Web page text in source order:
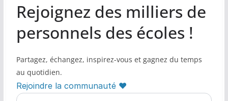
Rejoignez des milliers de
personnels des écoles !
Partagez, échangez, inspirez-vous et gagnez du temps
au quotidien.
Rejoindre la communauté ♥